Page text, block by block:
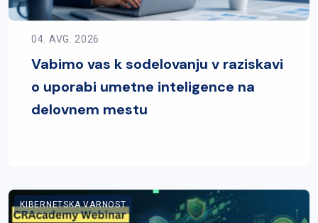
04. AVG. 2026
Vabimo vas k sodelovanju v raziskavi
o uporabi umetne inteligence na
delovnem mestu
KIBERNETSKA VARNOST